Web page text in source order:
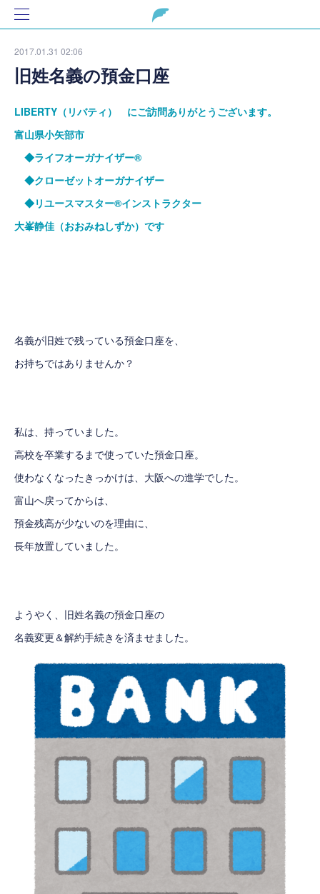
2017.01.31 02:06
旧姓名義の預金口座
LIBERTY（リバティ） にご訪問ありがとうございます。
富山県小矢部市
◆ライフオーガナイザー®
◆クローゼットオーガナイザー
◆リユースマスター®インストラクター
大峯静佳（おおみねしずか）です
名義が旧姓で残っている預金口座を、
お持ちではありませんか？
私は、持っていました。
高校を卒業するまで使っていた預金口座。
使わなくなったきっかけは、大阪への進学でした。
富山へ戻ってからは、
預金残高が少ないのを理由に、
長年放置していました。
ようやく、旧姓名義の預金口座の
名義変更＆解約手続きを済ませました。